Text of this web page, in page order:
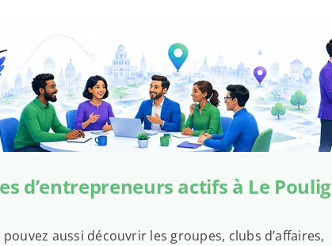
d’entrepreneurs actifs à Le
aussi découvrir les groupes, clubs d’affaires,